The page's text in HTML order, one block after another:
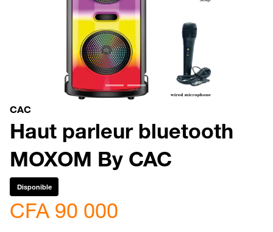
Previous
CAC
Haut parleur bluetooth
MOXOM By CAC
Disponible
CFA 90 000